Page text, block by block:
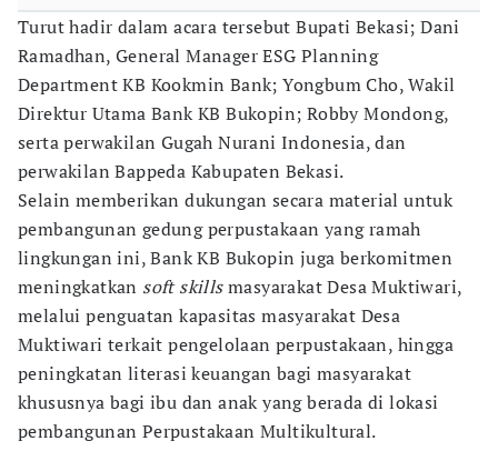
Turut hadir dalam acara tersebut Bupati Bekasi; Dani
Ramadhan, General Manager ESG Planning
Department KB Kookmin Bank; Yongbum Cho, Wakil
Direktur Utama Bank KB Bukopin; Robby Mondong,
serta perwakilan Gugah Nurani Indonesia, dan
perwakilan Bappeda Kabupaten Bekasi.
Selain memberikan dukungan secara material untuk
pembangunan gedung perpustakaan yang ramah
lingkungan ini, Bank KB Bukopin juga berkomitmen
meningkatkan soft skillsmasyarakat Desa Muktiwari,
melalui penguatan kapasitas masyarakat Desa
Muktiwari terkait pengelolaan perpustakaan, hingga
peningkatan literasi keuangan bagi masyarakat
khususnya bagi ibu dan anak yang berada di lokasi
pembangunan Perpustakaan Multikultural.